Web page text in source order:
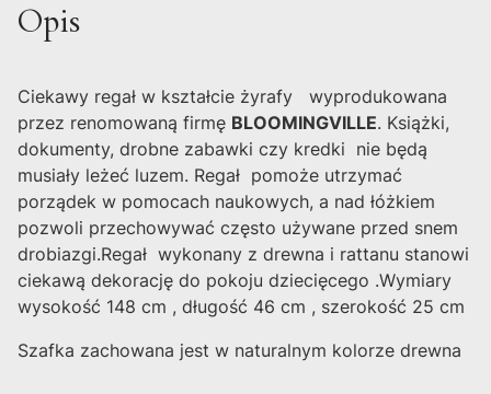
Opis
Ciekawy regał w kształcie żyrafy wyprodukowana
przez renomowaną firmę BLOOMINGVILLE. Książki,
dokumenty, drobne zabawki czy kredki nie będą
musiały leżeć luzem. Regał pomoże utrzymać
porządek w pomocach naukowych, a nad łóżkiem
pozwoli przechowywać często używane przed snem
drobiazgi.Regał wykonany z drewna i rattanu stanowi
ciekawą dekorację do pokoju dziecięcego .Wymiary
wysokość 148 cm , długość 46 cm , szerokość 25 cm
Szafka zachowana jest w naturalnym kolorze drewna